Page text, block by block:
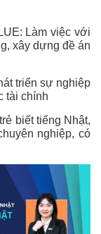
Làm việc với
xây dựng đề án
triển sự nghiệp
tài chính
biết tiếng Nhật,
nghiệp, có